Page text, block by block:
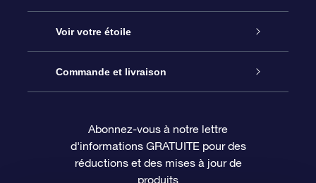
À propos de l’OSR
Nous contacter
Questions fréquemment posées
Cadeau d’étoile en ligne
Coffret cadeau OSR
Carte cadeau OSR
Voir votre étoile
Registre des étoiles
Page d’accueil personnalisée
Commande et livraison
Informations de paiement
Abonnez-vous à notre lettre
d'informations GRATUITE pour des
réductions et des mises à jour de
produits